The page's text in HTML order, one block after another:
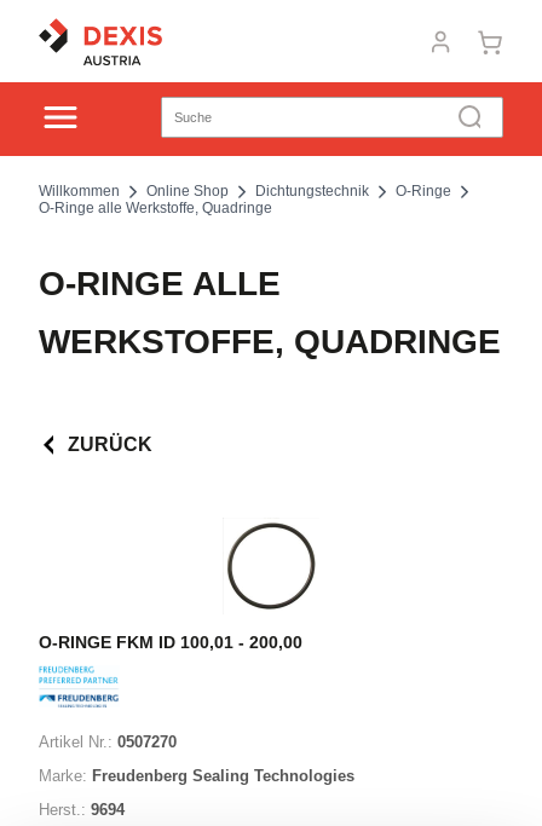
Willkommen Online Shop Dichtungstechnik
O-Ringe
O-Ringe alle Werkstoffe, Quadringe
O-RINGE ALLE
WERKSTOFFE, QUADRINGE
ZURÜCK
O-RINGE FKM ID 100,01 - 200,00
Artikel Nr.: 0507270
Marke: Freudenberg Sealing Technologies
Herst.: 9694